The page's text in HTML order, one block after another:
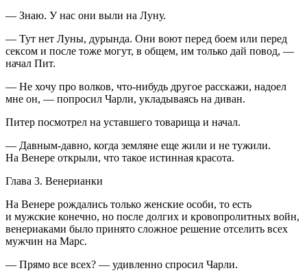
— Знаю. У нас они выли на Луну.
— Тут нет Луны, дурында. Они воют перед боем или перед
сексом и после тоже могут, в общем, им только дай повод, —
начал Пит.
— Не хочу про волков, что-нибудь другое расскажи, надоел
мне он, — попросил Чарли, укладываясь на диван.
Питер посмотрел на уставшего товарища и начал.
— Давным-давно, когда земляне еще жили и не тужили.
На Венере открыли, что такое истинная красота.
Глава 3. Венерианки
На Венере рождались только женские особи, то есть
и мужские конечно, но после долгих и кровопролитных войн,
венериаками было принято сложное решение отселить всех
мужчин на Марс.
— Прямо все всех? — удивленно спросил Чарли.